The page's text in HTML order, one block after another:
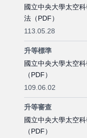
國立中央大學太空
法（PDF）
113.05.28
升等標準
國立中央大學太空
（PDF）
109.06.02
升等審查
國立中央大學太空
（PDF）